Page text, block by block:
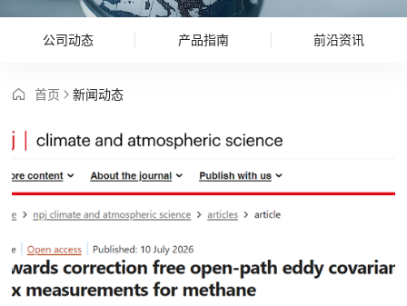
公司动态 产品指南 前沿资讯
首页 新闻动态